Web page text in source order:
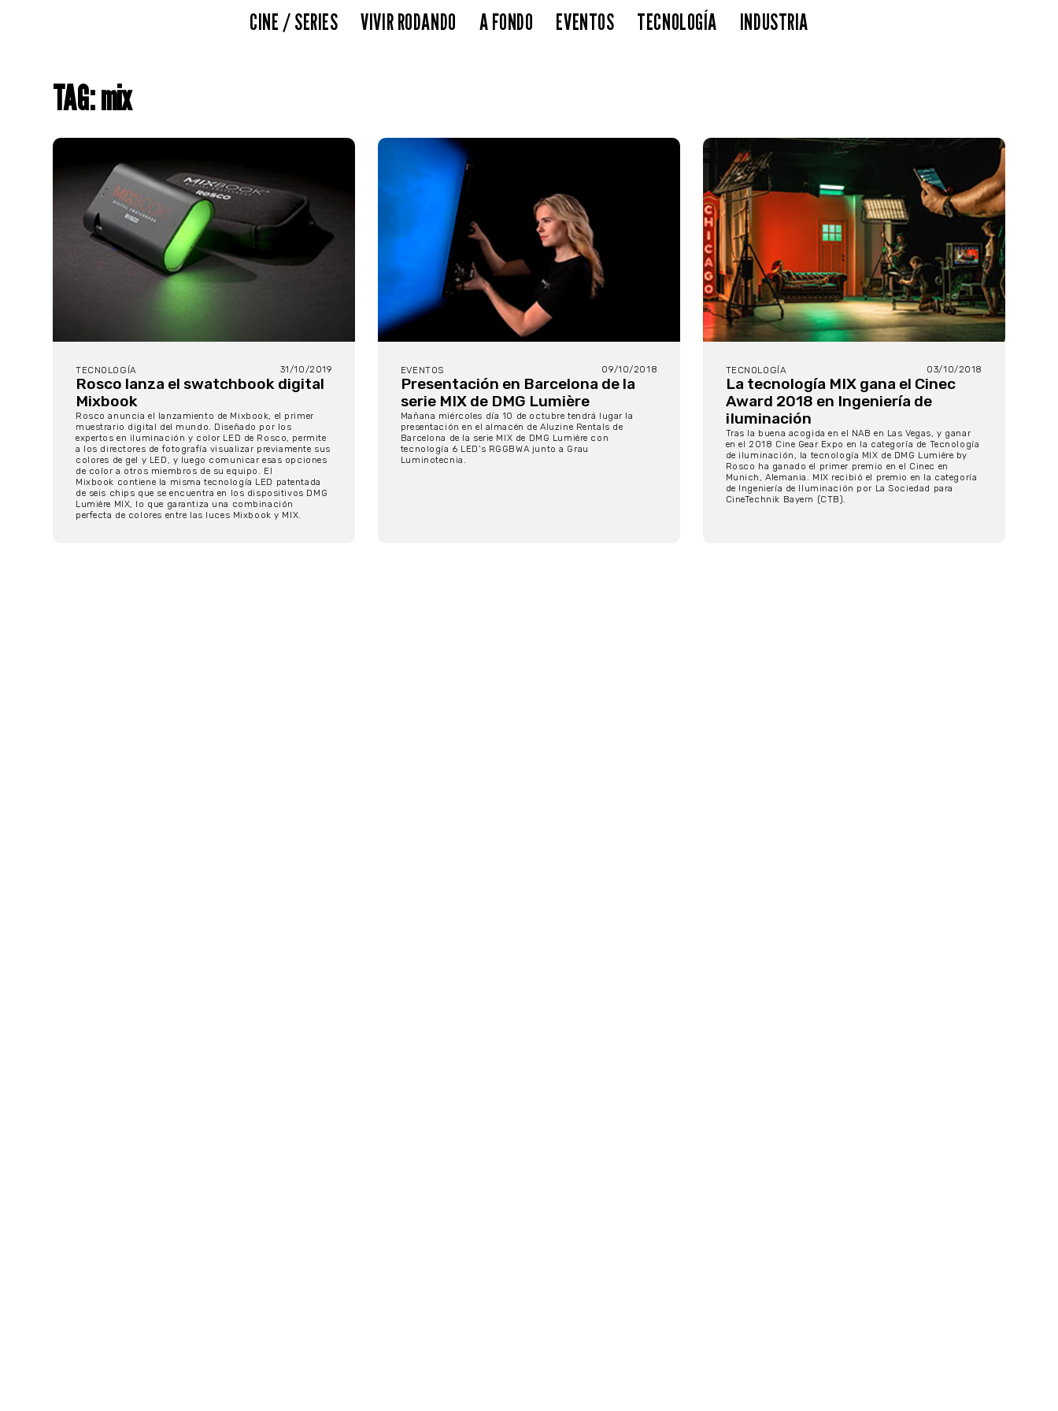
CINE / SERIES VIVIR RODANDO A FONDO EVENTOS TECNOLOGÍA INDUSTRIA
TAG: mix
TECNOLOGÍA 31/10/2019
Rosco lanza el swatchbook digital
Mixbook
Rosco anuncia el lanzamiento de Mixbook, el primer
muestrario digital del mundo. Diseñado por los
expertos en iluminación y color LED de Rosco, permite
a los directores de fotografía visualizar previamente sus
colores de gel y LED, y luego comunicar esas opciones
de color a otros miembros de su equipo. El
Mixbook contiene la misma tecnología LED patentada
de seis chips que se encuentra en los dispositivos DMG
Lumière MIX, lo que garantiza una combinación
perfecta de colores entre las luces Mixbook y MIX.
EVENTOS 09/10/2018
Presentación en Barcelona de la
serie MIX de DMG Lumière
Mañana miércoles día 10 de octubre tendrá lugar la
presentación en el almacén de Aluzine Rentals de
Barcelona de la serie MIX de DMG Lumière con
tecnología 6 LED's RGGBWA junto a Grau
Luminotecnia.
TECNOLOGÍA 03/10/2018
La tecnología MIX gana el Cinec
Award 2018 en Ingeniería de
iIuminación
Tras la buena acogida en el NAB en Las Vegas, y ganar
en el 2018 Cine Gear Expo en la categoría de Tecnología
de iluminación, la tecnología MIX de DMG Lumière by
Rosco ha ganado el primer premio en el Cinec en
Munich, Alemania. MIX recibió el premio en la categoría
de Ingeniería de Iluminación por La Sociedad para
CineTechnik Bayern (CTB).